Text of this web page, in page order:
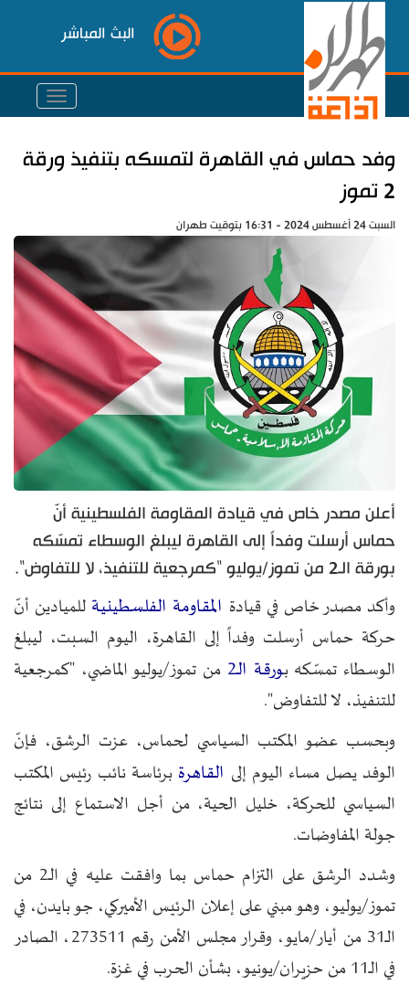
البث المباشر
وفد حماس في القاهرة لتمسكه بتنفيذ ورقة
2 تموز
السبت 24 أغسطس 2024 - 16:31 بتوقيت طهران
أعلن مصدر خاص في قيادة المقاومة الفلسطينية أنّ
حماس أرسلت وفداً إلى القاهرة ليبلغ الوسطاء تمسّكه
بورقة الـ2 من تموز/يوليو "كمرجعية للتنفيذ، لا للتفاوض".
وأكد مصدر خاص في قيادة المقاومة الفلسطينية للميادين أنّ
حركة حماس أرسلت وفداً إلى القاهرة، اليوم السبت، ليبلغ
الوسطاء تمسّكه بورقة الـ2 من تموز/يوليو الماضي، "كمرجعية
للتنفيذ، لا للتفاوض".
وبحسب عضو المكتب السياسي لحماس، عزت الرشق، فإنّ
الوفد يصل مساء اليوم إلى القاهرة برئاسة نائب رئيس المكتب
السياسي للحركة، خليل الحية، من أجل الاستماع إلى نتائج
جولة المفاوضات.
وشدد الرشق على التزام حماس بما وافقت عليه في الـ2 من
تموز/يوليو، وهو مبني على إعلان الرئيس الأميركي، جو بايدن، في
الـ31 من أيار/مايو، وقرار مجلس الأمن رقم 273511، الصادر
في الـ11 من حزيران/يونيو، بشأن الحرب في غزة.